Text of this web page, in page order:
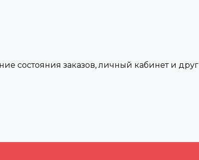
состояния заказов, личный кабинет и